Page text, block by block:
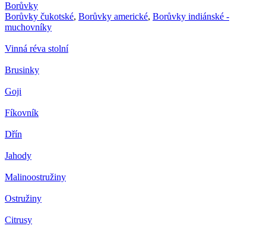
Borůvky
Borůvky čukotské, Borůvky americké, Borůvky indiánské -
muchovníky
Vinná réva stolní
Brusinky
Goji
Fíkovník
Dřín
Jahody
Malinoostružiny
Ostružiny
Citrusy